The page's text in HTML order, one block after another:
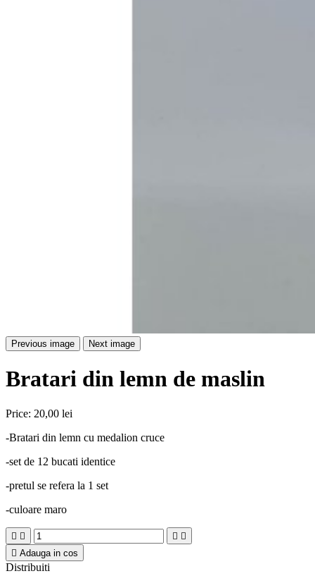
Previous image Next image
Bratari din lemn de maslin
Price: 20,00 lei
-Bratari din lemn cu medalion cruce
-set de 12 bucati identice
-pretul se refera la 1 set
-culoare maro
   
 Adauga in cos
Distribuiti